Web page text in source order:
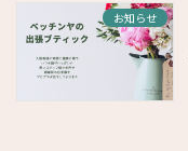
お知らせ